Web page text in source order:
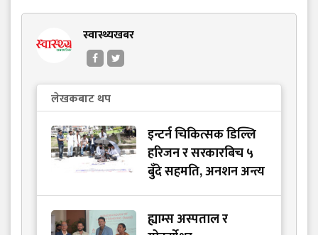
स्वास्थ्यखबर
लेखकबाट थप
इन्टर्न चिकित्सक डिल्लि
हरिजन र सरकारबिच ५
बुँदे सहमति, अनशन अन्त्य
ह्याम्स अस्पताल र